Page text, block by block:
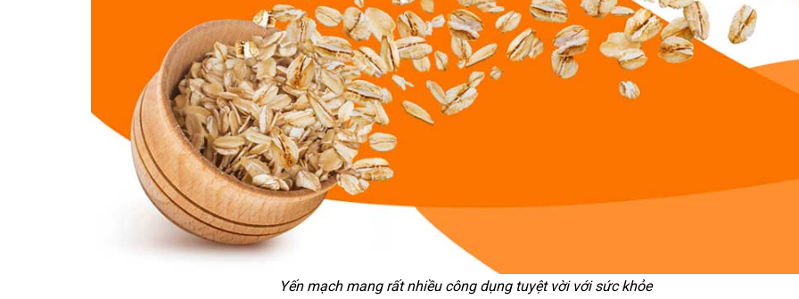
Yến mạch mang rất nhiều công dụng tuyệt vời với sức khỏe